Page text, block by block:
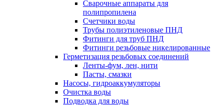
Сварочные аппараты для
полипропилена
Счетчики воды
Трубы полиэтиленовые ПНД
Фитинги для труб ПНД
Фитинги резьбовые никелированные
Герметизация резьбовых соединений
Ленты-фум, лен, нити
Пасты, смазки
Насосы, гидроаккумуляторы
Очистка воды
Подводка для воды